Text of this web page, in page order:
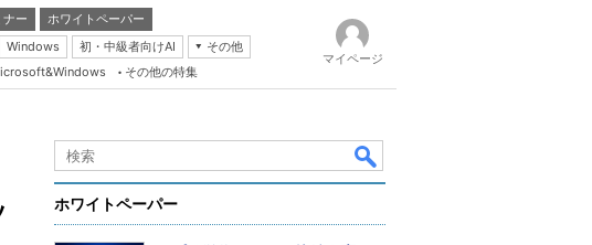
ナー
ホワイトペーパー
Windows 初・中級者向けAI
その他
& Storage
Agile
その他の特集
マイページ
ホワイトペーパー